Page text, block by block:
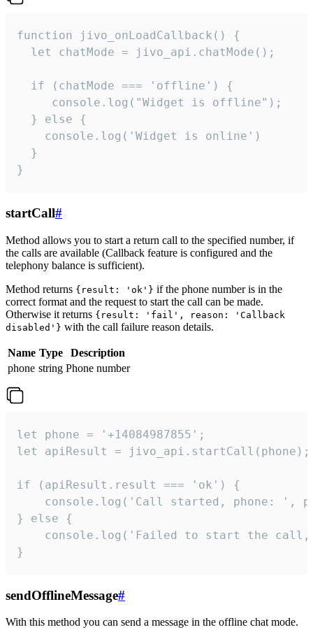
function jivo_onLoadCallback() {
  let chatMode = jivo_api.chatMode();
  if (chatMode === 'offline') {
     console.log("Widget is offline");
  } else {
    console.log('Widget is online')
  }
}
startCall#
Method allows you to start a return call to the specified number, if
the calls are available (Callback feature is configured and the
telephony balance is sufficient).
Method returns {result: 'ok'} if the phone number is in the
correct format and the request to start the call can be made.
Otherwise it returns {result: 'fail', reason: 'Callback
disabled'} with the call failure reason details.
Name Type
Description
phone string Phone number
let phone = '+14084987855';
let apiResult = jivo_api.startCall(phone);
if (apiResult.result === 'ok') {
console.log('Call started, phone: ',
} else {
console.log('Failed to start the
}
sendOfflineMessage#
With this method you can send a message in the offline chat mode.